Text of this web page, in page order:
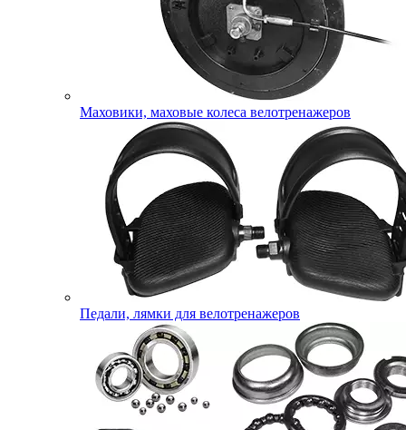
Маховики, маховые колеса велотренажеров
Педали, лямки для велотренажеров